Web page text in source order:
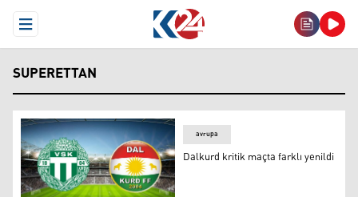
Open Menu
SUPERETTAN
avrupa
Dalkurd kritik maçta farklı yenildi